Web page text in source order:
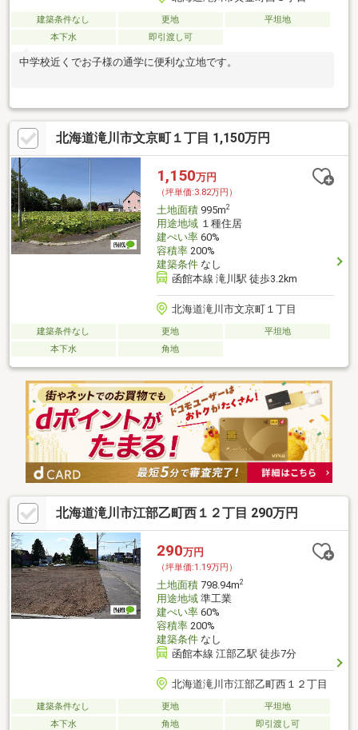
建築条件なし 更地
平坦地
本下水
即引渡し可
中学校近くでお子様の通学に便利な立地です。
北海道滝川市文京町１丁目 1,150万円
1,150万円
（坪単価:3.82万円）
土地面積995m2
用途地域１種住居
建ぺい率60%
容積率200%
建築条件なし
函館本線 滝川駅 徒歩3.2km
北海道滝川市文京町１丁目
建築条件なし 更地
平坦地
本下水
角地
北海道滝川市江部乙町西１２丁目 290万円
290万円
（坪単価:1.19万円）
土地面積798.94m2
用途地域準工業
建ぺい率60%
容積率200%
建築条件なし
函館本線 江部乙駅 徒歩7分
北海道滝川市江部乙町西１２丁目
建築条件なし 更地
平坦地
本下水
角地 即引渡し可